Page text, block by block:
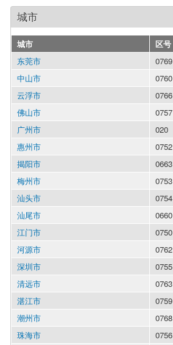
城市
城市
区号
东莞市
0769
中山市
0760
云浮市
0766
佛山市
0757
广州市
020
惠州市
0752
揭阳市
0663
梅州市
0753
汕头市
0754
汕尾市
0660
江门市
0750
河源市
0762
深圳市
0755
清远市
0763
湛江市
0759
潮州市
0768
珠海市
0756